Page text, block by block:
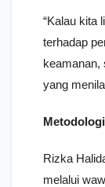
“Kalau kita
terhadap
keamanan,
yang
Rizka
melalui